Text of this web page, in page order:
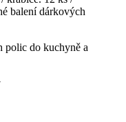
balení dárkových
polic do kuchyně a